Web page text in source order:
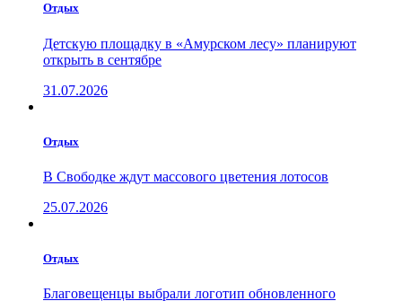
Отдых
Детскую площадку в «Амурском лесу» планируют
открыть в сентябре
31.07.2026
Отдых
В Свободке ждут массового цветения лотосов
25.07.2026
Отдых
Благовещенцы выбрали логотип обновленного